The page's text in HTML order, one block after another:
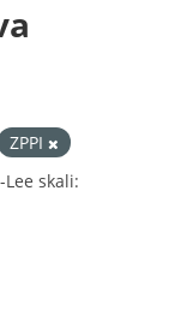
ZPPI
skali: